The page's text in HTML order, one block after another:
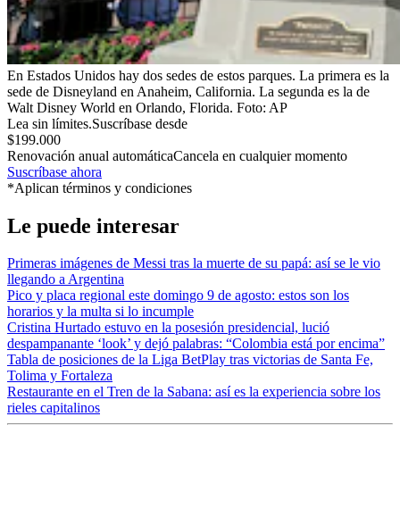
En Estados Unidos hay dos sedes de estos parques. La primera es la
sede de Disneyland en Anaheim, California. La segunda es la de
Walt Disney World en Orlando, Florida. Foto: AP
Lea sin límites.Suscríbase desde
$199.000
Renovación anual automáticaCancela en cualquier momento
Suscríbase ahora
*Aplican términos y condiciones
Le puede interesar
Primeras imágenes de Messi tras la muerte de su papá: así se le vio
llegando a Argentina
Pico y placa regional este domingo 9 de agosto: estos son los
horarios y la multa si lo incumple
Cristina Hurtado estuvo en la posesión presidencial, lució
despampanante ‘look’ y dejó palabras: “Colombia está por encima”
Tabla de posiciones de la Liga BetPlay tras victorias de Santa Fe,
Tolima y Fortaleza
Restaurante en el Tren de la Sabana: así es la experiencia sobre los
rieles capitalinos